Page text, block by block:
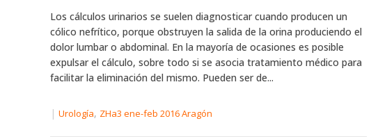
Los cálculos urinarios se suelen diagnosticar cuando producen un
cólico nefrítico, porque obstruyen la salida de la orina produciendo el
dolor lumbar o abdominal. En la mayoría de ocasiones es posible
expulsar el cálculo, sobre todo si se asocia tratamiento médico para
facilitar la eliminación del mismo. Pueden ser de...
| Urología, ZHa3 ene-feb 2016 Aragón